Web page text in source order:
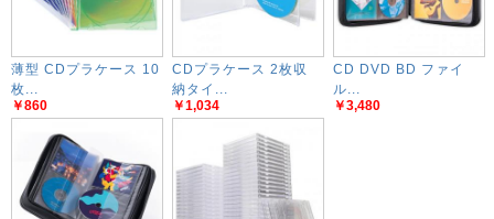
薄型 CDプラケース 10
枚...
￥860
CDプラケース 2枚収
納タイ...
￥1,034
CD DVD BD ファイ
ル...
￥3,480